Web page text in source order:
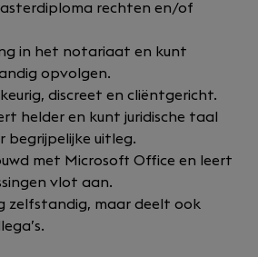
rechten en/of
in het notariaat en kunt
opvolgen.
discreet en cliëntgericht.
helder en kunt juridische taal
begrijpelijke uitleg.
met Microsoft Office en leert
vlot aan.
zelfstandig, maar deelt ook